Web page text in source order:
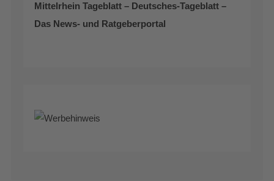
Mittelrhein Tageblatt – Deutsches-Tageblatt –
Das News- und Ratgeberportal